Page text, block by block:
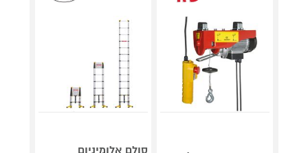
סולם אלומיניום